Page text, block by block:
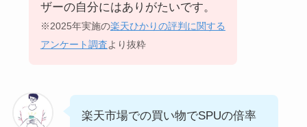
ザーの自分にはありがたいです。
※2025年実施の楽天ひかりの評判に関する
アンケート調査より抜粋
楽天市場での買い物でSPUの倍率